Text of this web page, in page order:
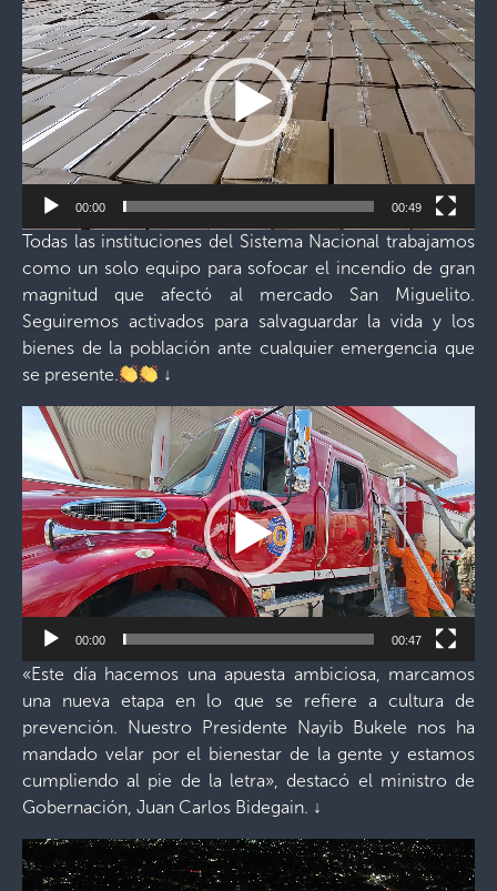
de
vídeo
00:00 00:49
Todas las instituciones del Sistema Nacional trabajamos
como un solo equipo para sofocar el incendio de gran
magnitud que afectó al mercado San Miguelito.
Seguiremos activados para salvaguardar la vida y los
bienes de la población ante cualquier emergencia que
se presente.
↓
Reproductor
vídeo
00:00 00:47
«Este día hacemos una apuesta ambiciosa, marcamos
una nueva etapa en lo que se refiere a cultura de
prevención. Nuestro Presidente Nayib Bukele nos ha
mandado velar por el bienestar de la gente y estamos
cumpliendo al pie de la letra», destacó el ministro de
Gobernación, Juan Carlos Bidegain. ↓
Reproductor
de